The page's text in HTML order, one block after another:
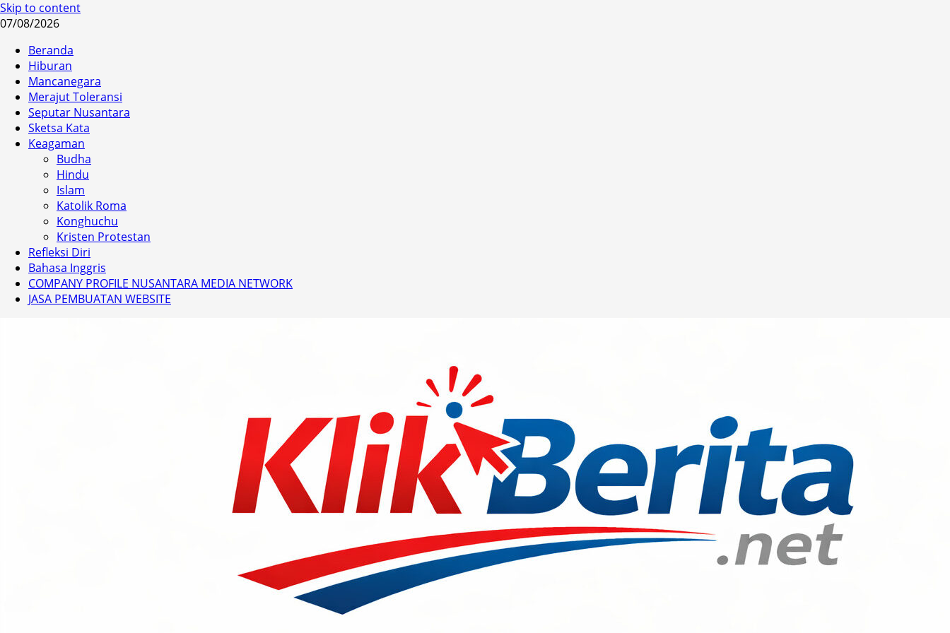
Skip to content
07/08/2026
Beranda
Hiburan
Mancanegara
Merajut Toleransi
Seputar Nusantara
Sketsa Kata
Keagaman
Budha
Hindu
Islam
Katolik Roma
Konghuchu
Kristen Protestan
Refleksi Diri
Bahasa Inggris
COMPANY PROFILE NUSANTARA MEDIA NETWORK
JASA PEMBUATAN WEBSITE